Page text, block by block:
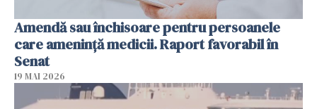
Amendă sau închisoare pentru persoanele
care ameninţă medicii. Raport favorabil în
Senat
19 MAI 2026